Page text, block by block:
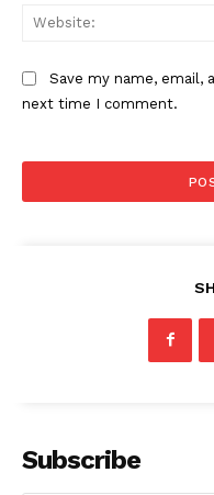
Save my name, email,
next time I comment.
Subscribe